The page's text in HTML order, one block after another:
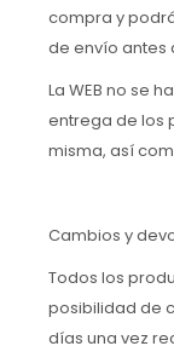
compra y
de envío antes
La WEB no se
entrega de los
misma, así
Cambios y
Todos los
posibilidad de
días una vez